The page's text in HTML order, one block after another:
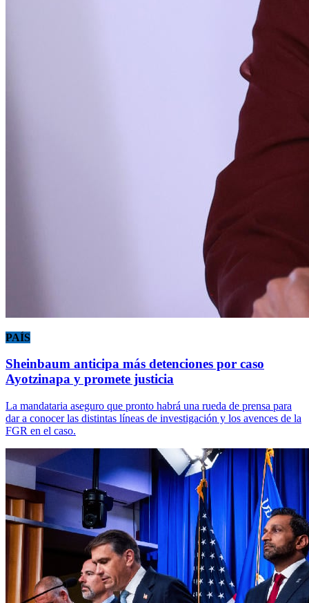
PAÍS
Sheinbaum anticipa más detenciones por caso
Ayotzinapa y promete justicia
La mandataria aseguro que pronto habrá una rueda de prensa para
dar a conocer las distintas líneas de investigación y los avences de la
FGR en el caso.